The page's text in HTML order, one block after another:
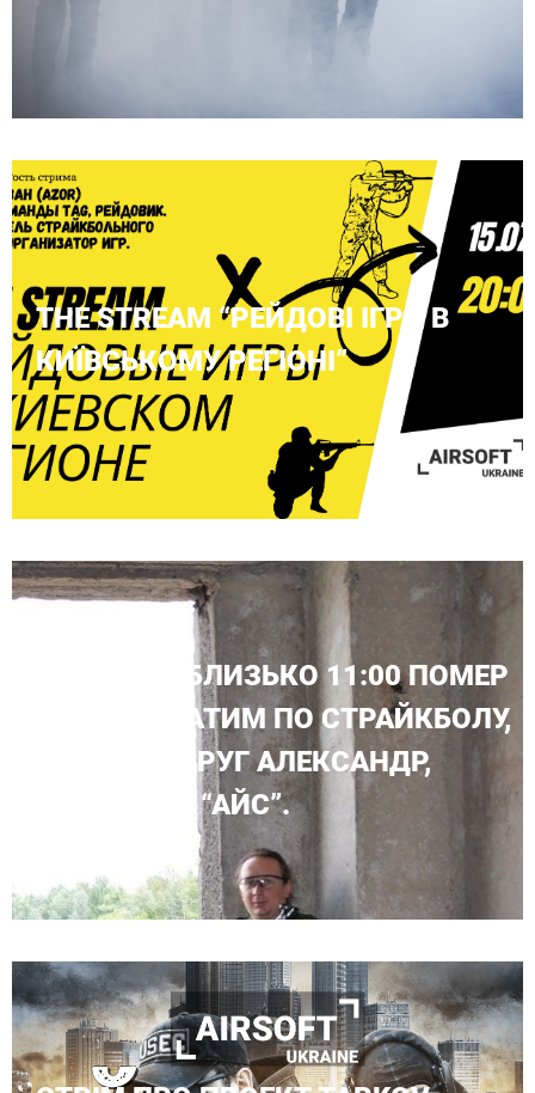
THE STREAM “РЕЙДОВІ ІГРИ В
КИЇВСЬКОМУ РЕГІОНІ”
СЬОГОДНІ БЛИЗЬКО 11:00 ПОМЕР
НАШ ПОБРАТИМ ПО СТРАЙКБОЛУ,
І ПРОСТО ДРУГ АЛЕКСАНДР,
ПОЗОВНИЙ “АЙС”.